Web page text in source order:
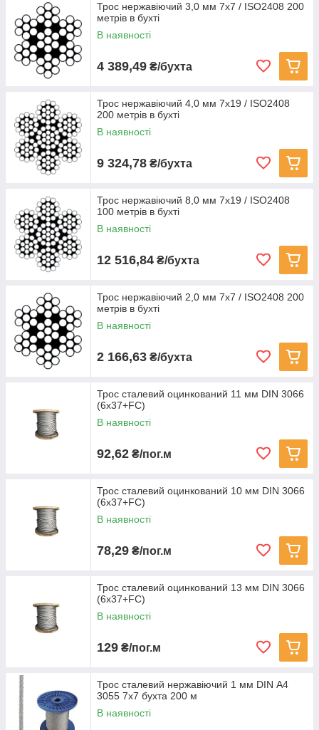
Трос нержавіючий 3,0 мм 7х7 / ISO2408 200
метрів в бухті
В наявності
4 389,49 ₴/бухта
Трос нержавіючий 4,0 мм 7х19 / ISO2408
200 метрів в бухті
В наявності
9 324,78 ₴/бухта
Трос нержавіючий 8,0 мм 7х19 / ISO2408
100 метрів в бухті
В наявності
12 516,84 ₴/бухта
Трос нержавіючий 2,0 мм 7х7 / ISO2408 200
метрів в бухті
В наявності
2 166,63 ₴/бухта
Трос сталевий оцинкований 11 мм DIN 3066
(6x37+FC)
В наявності
92,62 ₴/пог.м
Трос сталевий оцинкований 10 мм DIN 3066
(6x37+FC)
В наявності
78,29 ₴/пог.м
Трос сталевий оцинкований 13 мм DIN 3066
(6x37+FC)
В наявності
129 ₴/пог.м
Трос сталевий нержавіючий 1 мм DIN А4
3055 7х7 бухта 200 м
В наявності